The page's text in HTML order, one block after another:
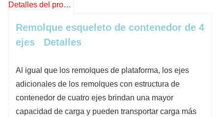
Marca: TIMA
Tiempo de envío: 10-20 días laborables
Detalles del producto
Remolque esqueleto de contenedor de 4
ejes
Detalles
Al igual que los remolques de plataforma, los ejes
adicionales de los remolques con estructura de
contenedor de cuatro ejes brindan una mayor
capacidad de carga y pueden transportar carga más